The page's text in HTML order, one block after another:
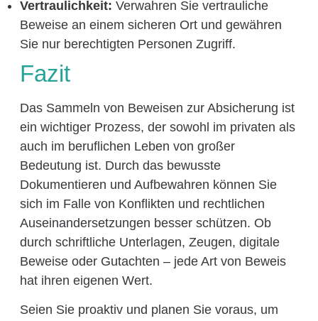
Vertraulichkeit: Verwahren Sie vertrauliche
Beweise an einem sicheren Ort und gewähren
Sie nur berechtigten Personen Zugriff.
Fazit
Das Sammeln von Beweisen zur Absicherung ist
ein wichtiger Prozess, der sowohl im privaten als
auch im beruflichen Leben von großer
Bedeutung ist. Durch das bewusste
Dokumentieren und Aufbewahren können Sie
sich im Falle von Konflikten und rechtlichen
Auseinandersetzungen besser schützen. Ob
durch schriftliche Unterlagen, Zeugen, digitale
Beweise oder Gutachten – jede Art von Beweis
hat ihren eigenen Wert.
Seien Sie proaktiv und planen Sie voraus, um